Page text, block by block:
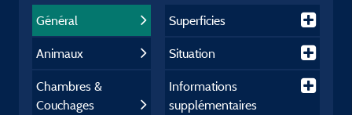
Général
Animaux
Chambres &
Couchages
Superficies
Situation
Informations
supplémentaires